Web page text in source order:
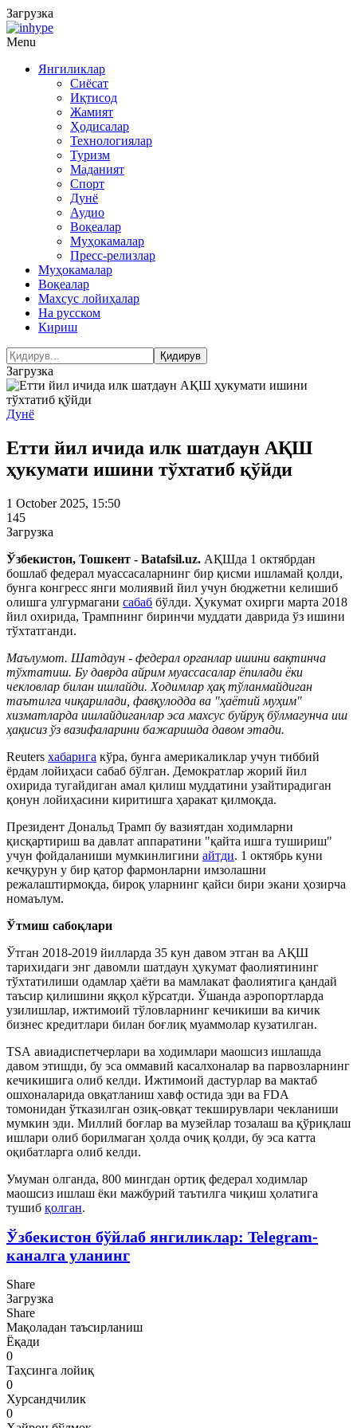
Загрузка
Menu
Янгиликлар
Сиёсат
Иқтисод
Жамият
Ҳодисалар
Технологиялар
Туризм
Маданият
Спорт
Дунё
Аудио
Воқеалар
Муҳокамалар
Пресс-релизлар
Муҳокамалар
Воқеалар
Махсус лойиҳалар
На русском
Кириш
Загрузка
Дунё
Етти йил ичида илк шатдаун АҚШ
ҳукумати ишини тўхтатиб қўйди
1 October 2025, 15:50
145
Загрузка
Ўзбекистон, Тошкент - Batafsil.uz. АҚШда 1 октябрдан
бошлаб федерал муассасаларнинг бир қисми ишламай қолди,
бунга конгресс янги молиявий йил учун бюджетни келишиб
олишга улгурмагани сабаб бўлди. Ҳукумат охирги марта 2018
йил охирида, Трампнинг биринчи муддати даврида ўз ишини
тўхтатганди.
Маълумот. Шатдаун - федерал органлар ишини вақтинча
тўхтатиш. Бу даврда айрим муассасалар ёпилади ёки
чекловлар билан ишлайди. Ходимлар ҳақ тўланмайдиган
таътилга чиқарилади, фавқулодда ва "ҳаётий муҳим"
хизматларда ишлайдиганлар эса махсус буйруқ бўлмагунча иш
ҳақисиз ўз вазифаларини бажаришда давом этади.
Reuters хабарига кўра, бунга америкаликлар учун тиббий
ёрдам лойиҳаси сабаб бўлган. Демократлар жорий йил
охирида тугайдиган амал қилиш муддатини узайтирадиган
қонун лойиҳасини киритишга ҳаракат қилмоқда.
Президент Дональд Трамп бу вазиятдан ходимларни
қисқартириш ва давлат аппаратини "қайта ишга тушириш"
учун фойдаланиши мумкинлигини айтди. 1 октябрь куни
кечқурун у бир қатор фармонларни имзолашни
режалаштирмоқда, бироқ уларнинг қайси бири экани ҳозирча
номаълум.
Ўтмиш сабоқлари
Ўтган 2018-2019 йилларда 35 кун давом этган ва АҚШ
тарихидаги энг давомли шатдаун ҳукумат фаолиятининг
тўхтатилиши одамлар ҳаёти ва мамлакат фаолиятига қандай
таъсир қилишини яққол кўрсатди. Ўшанда аэропортларда
узилишлар, ижтимоий тўловларнинг кечикиши ва кичик
бизнес кредитлари билан боғлиқ муаммолар кузатилган.
ТSА авиадиспетчерлари ва ходимлари маошсиз ишлашда
давом этишди, бу эса оммавий касалхоналар ва парвозларнинг
кечикишига олиб келди. Ижтимоий дастурлар ва мактаб
ошхоналарида овқатланиш хавф остида эди ва FDA
томонидан ўтказилган озиқ-овқат текширувлари чекланиши
мумкин эди. Миллий боғлар ва музейлар тозалаш ва қўриқлаш
ишлари олиб борилмаган ҳолда очиқ қолди, бу эса катта
оқибатларга олиб келди.
Умуман олганда, 800 мингдан ортиқ федерал ходимлар
маошсиз ишлаш ёки мажбурий таътилга чиқиш ҳолатига
тушиб қолган.
Ўзбекистон бўйлаб янгиликлар: Telegram-
каналга уланинг
Share
Загрузка
Share
Мақоладан таъсирланиш
Ёқади
0
Таҳсинга лойиқ
0
Хурсандчилик
0